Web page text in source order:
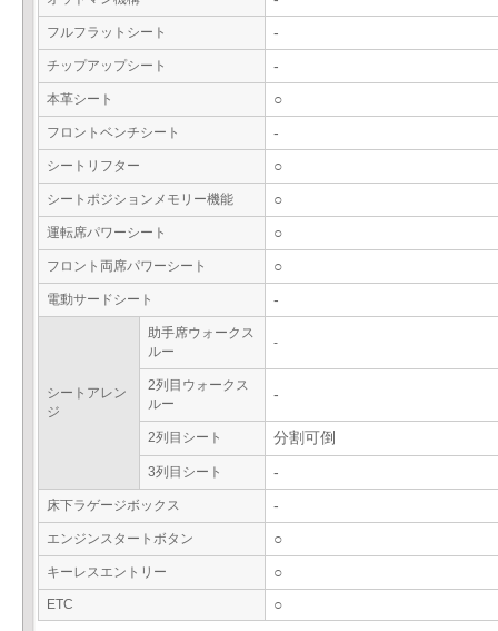
フルフラットシート -
チップアップシート -
本革シート ○
フロントベンチシート -
シートリフター ○
シートポジションメモリー機能 ○
運転席パワーシート ○
フロント両席パワーシート ○
電動サードシート -
シートアレン
ジ
助手席ウォークス
ルー
-
2列目ウォークス
ルー
-
2列目シート 分割可倒
3列目シート -
床下ラゲージボックス -
エンジンスタートボタン ○
キーレスエントリー ○
ETC ○